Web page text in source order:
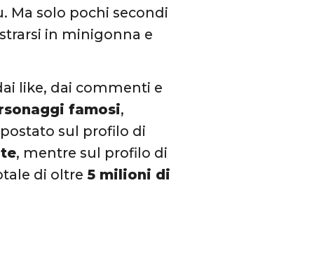
Ma solo pochi secondi
in minigonna e
like, dai commenti e
famosi,
sul profilo di
, mentre sul profilo di
di oltre5 milioni di